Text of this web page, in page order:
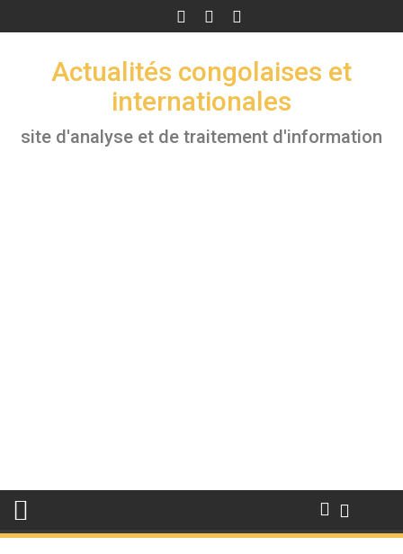
to
Actualités congolaises et
internationales
site d'analyse et de traitement d'information